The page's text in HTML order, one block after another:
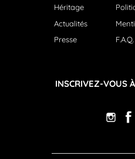
Héritage
Actualités
Presse
F.A.Q.
INSCRIVEZ-VOUS